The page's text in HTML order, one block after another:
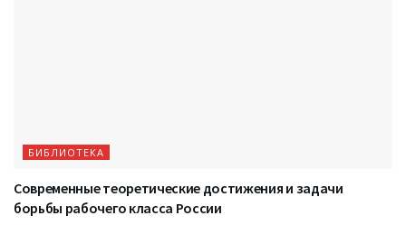
БИБЛИОТЕКА
Современные теоретические достижения и задачи
борьбы рабочего класса России